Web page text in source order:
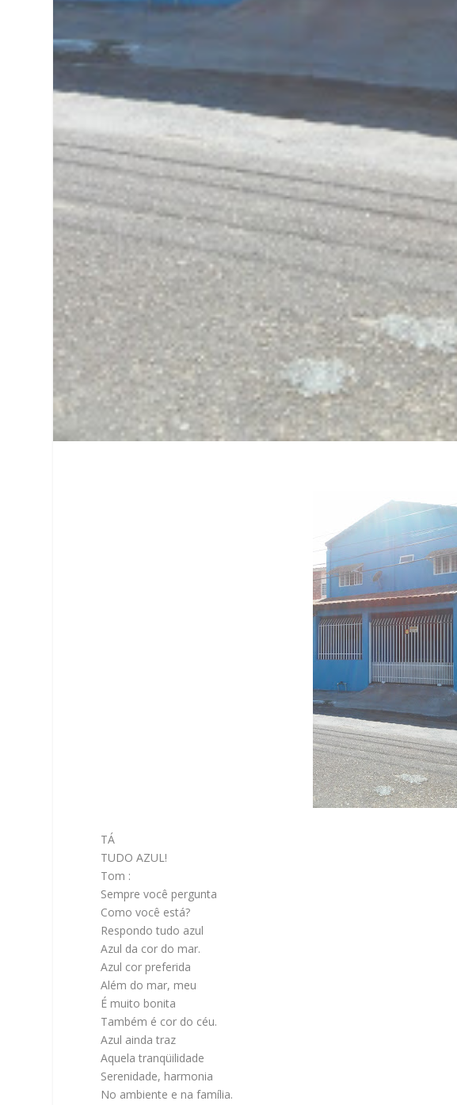
TÁ
TUDO AZUL!
Tom :
Sempre você pergunta
Como você está?
Respondo tudo azul
Azul da cor do mar.
Azul cor preferida
Além do mar, meu
É muito bonita
Também é cor do céu.
Azul ainda traz
Aquela tranqüilidade
Serenidade, harmonia
No ambiente e na família.